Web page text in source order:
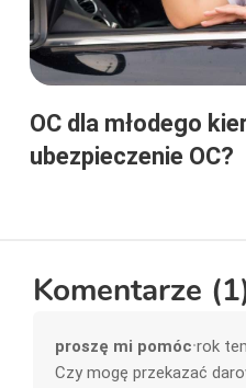
OC dla młodego
ubezpieczenie OC?
Komentarze (1
proszę mi pomóc•rok
Czy mogę przekazać